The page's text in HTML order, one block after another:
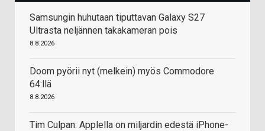
Samsungin huhutaan tiputtavan Galaxy S27
Ultrasta neljännen takakameran pois
8.8.2026
Doom pyörii nyt (melkein) myös Commodore
64:llä
8.8.2026
Tim Culpan: Applella on miljardin edestä iPhone-